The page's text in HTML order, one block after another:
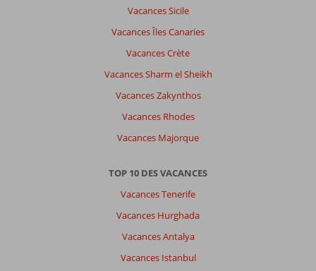
Vacances Sicile
Vacances Îles Canaries
Vacances Crète
Vacances Sharm el Sheikh
Vacances Zakynthos
Vacances Rhodes
Vacances Majorque
TOP 10 DES VACANCES
Vacances Tenerife
Vacances Hurghada
Vacances Antalya
Vacances Istanbul